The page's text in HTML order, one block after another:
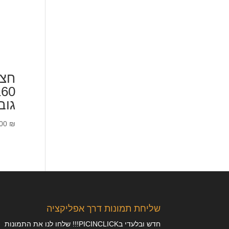
גובה
₪
שליחת תמונות דרך אפליקציה
חדש ובלעדי בPICINCLICK!!! שלחו לנו את התמונות